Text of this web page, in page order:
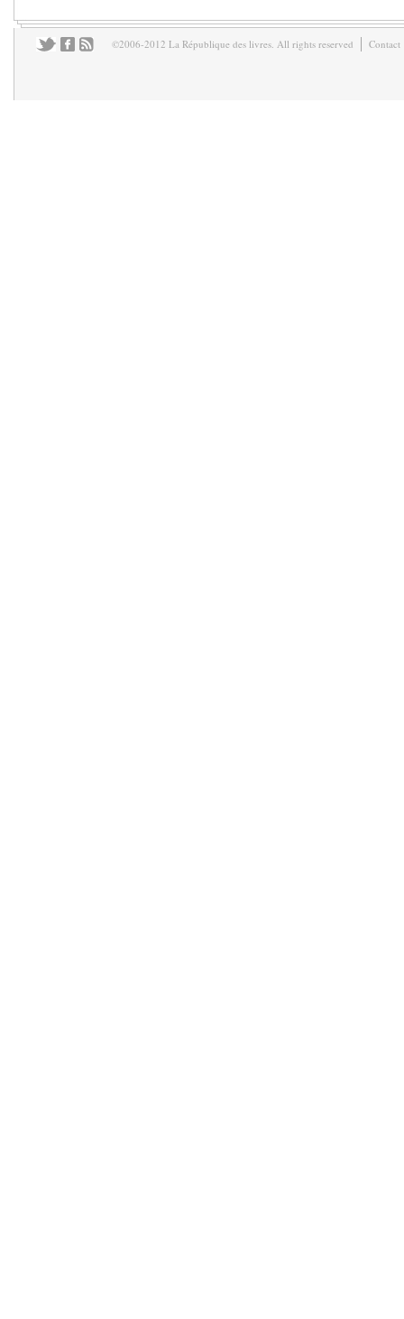
©2006-2012 La République des livres. All rights reserved Contact